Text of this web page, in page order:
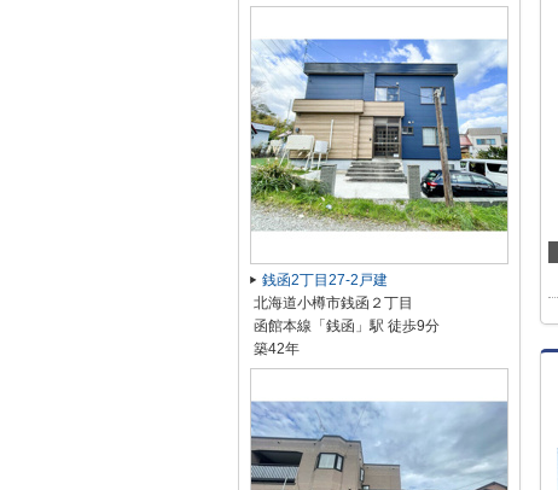
銭函2丁目27-2戸建
北海道小樽市銭函２丁目
函館本線「銭函」駅 徒歩9分
築42年